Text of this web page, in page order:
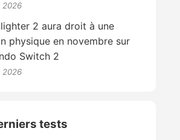
2026
2 aura droit à une
physique en novembre sur
Switch 2
2026
tests